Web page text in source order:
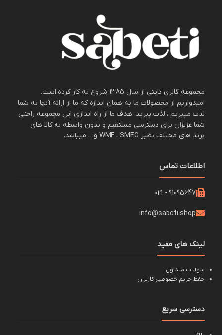
مجموعه گالری ثابتی از سال 1385 شروع به کار کرده است.
امیدواریم از محصولات ما به همان اندازه که ما از ارائه آنها به شما
لذت میبریم ، لذت ببرید. هدف ما از راه اندازی این مجموعه راحتی
شما عزیزان برای دسترسی مستقیم و بدون واسطه به کالا های
برند های مختلف نظیر WMF ، SMEG و… میباشد.
اطلاعات تماس
91095647 - 021
info@sabeti.shop
لینک های مفید
سوالات متداول
حفظ حریم خصوصی کاربران
دسترسی سریع